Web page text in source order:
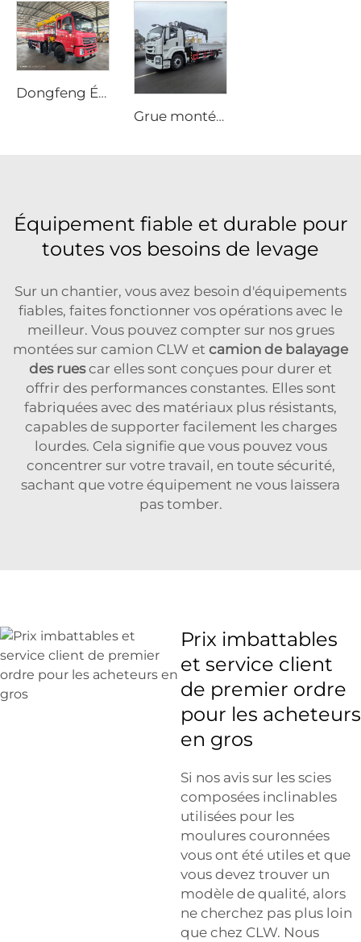
Dongfeng État neuf Camion-grue avec manipulateur 8*4 Grue montée sur camion avec bras élévateur Transport spécial
Grue montée sur camion Isuzu Giga FTR 205 ch
Équipement fiable et durable pour
toutes vos besoins de levage
Sur un chantier, vous avez besoin d'équipements
fiables, faites fonctionner vos opérations avec le
meilleur. Vous pouvez compter sur nos grues
montées sur camion CLW et camion de balayage
des ruescar elles sont conçues pour durer et
offrir des performances constantes. Elles sont
fabriquées avec des matériaux plus résistants,
capables de supporter facilement les charges
lourdes. Cela signifie que vous pouvez vous
concentrer sur votre travail, en toute sécurité,
sachant que votre équipement ne vous laissera
pas tomber.
Prix imbattables
et service client
de premier ordre
pour les acheteurs
en gros
Si nos avis sur les scies
composées inclinables
utilisées pour les
moulures couronnées
vous ont été utiles et que
vous devez trouver un
modèle de qualité, alors
ne cherchez pas plus loin
que chez CLW. Nous